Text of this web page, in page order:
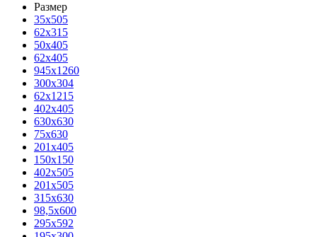
Размер
35х505
62x315
50x405
62х405
945x1260
300x304
62x1215
402x405
630x630
75x630
201x405
150x150
402x505
201x505
315x630
98,5х600
295x592